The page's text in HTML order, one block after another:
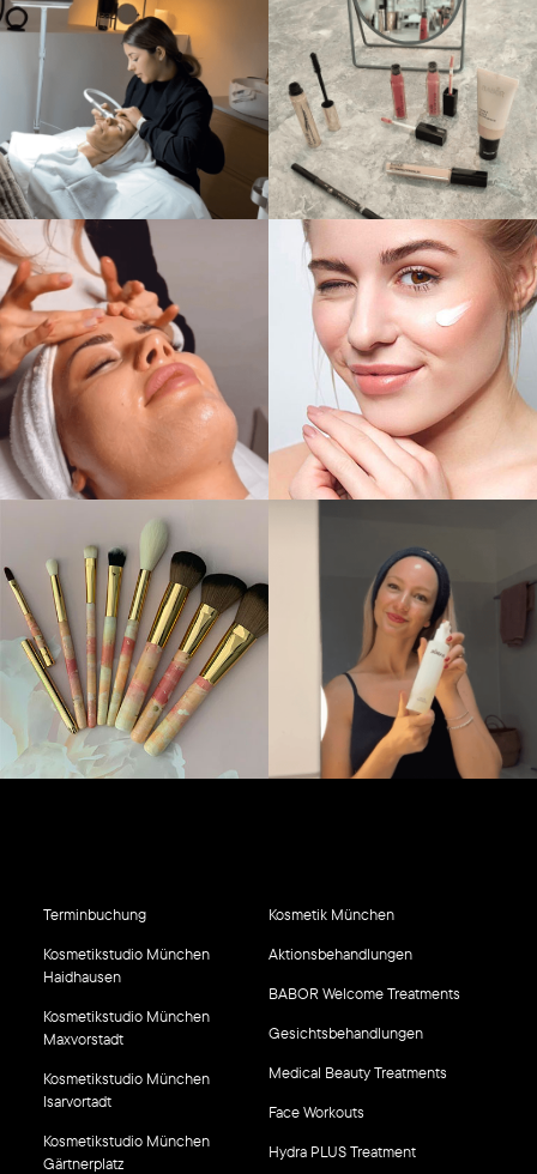
Terminbuchung
Kosmetikstudio München
Haidhausen
Kosmetikstudio München
Maxvorstadt
Kosmetikstudio München
Isarvortadt
Kosmetikstudio München
Gärtnerplatz
Kosmetik München
Aktionsbehandlungen
BABOR Welcome Treatments
Gesichtsbehandlungen
Medical Beauty Treatments
Face Workouts
Hydra PLUS Treatment